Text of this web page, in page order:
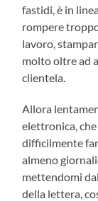
fastidi, è in
rompere
lavoro,
molto oltre ad
clientela.
Allora
elettronica,
difficilmente
almeno
mettendomi
della lettera,